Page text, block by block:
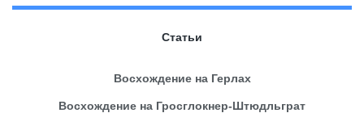
Статьи
Восхождение на Герлах
Восхождение на Гросглокнер-Штюдльграт